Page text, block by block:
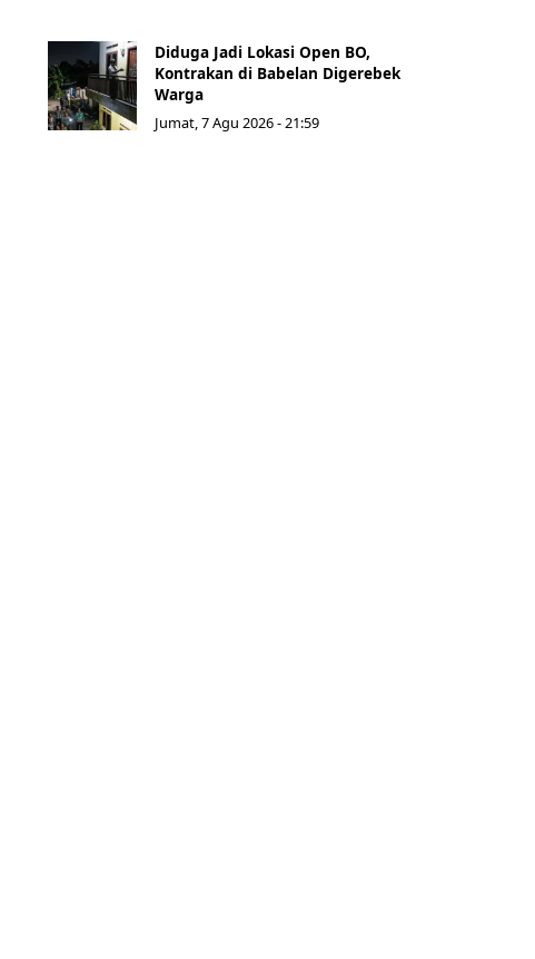
Diduga Jadi Lokasi Open BO,
Kontrakan di Babelan Digerebek
Warga
Jumat, 7 Agu 2026 - 21:59